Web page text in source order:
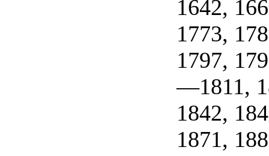
1642,
1773,
1797,
—1811,
1842,
1871,